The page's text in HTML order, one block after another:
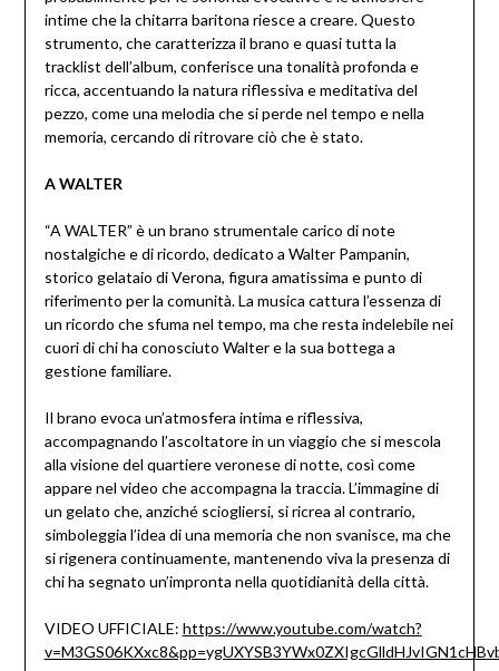
intime che la chitarra baritona riesce a creare. Questo
strumento, che caratterizza il brano e quasi tutta la
tracklist dell’album, conferisce una tonalità profonda e
ricca, accentuando la natura riflessiva e meditativa del
pezzo, come una melodia che si perde nel tempo e nella
memoria, cercando di ritrovare ciò che è stato.
A WALTER
“A WALTER” è un brano strumentale carico di note
nostalgiche e di ricordo, dedicato a Walter Pampanin,
storico gelataio di Verona, figura amatissima e punto di
riferimento per la comunità. La musica cattura l’essenza di
un ricordo che sfuma nel tempo, ma che resta indelebile nei
cuori di chi ha conosciuto Walter e la sua bottega a
gestione familiare.
Il brano evoca un’atmosfera intima e riflessiva,
accompagnando l’ascoltatore in un viaggio che si mescola
alla visione del quartiere veronese di notte, così come
appare nel video che accompagna la traccia. L’immagine di
un gelato che, anziché sciogliersi, si ricrea al contrario,
simboleggia l’idea di una memoria che non svanisce, ma che
si rigenera continuamente, mantenendo viva la presenza di
chi ha segnato un’impronta nella quotidianità della città.
VIDEO UFFICIALE: https://www.youtube.com/watch?